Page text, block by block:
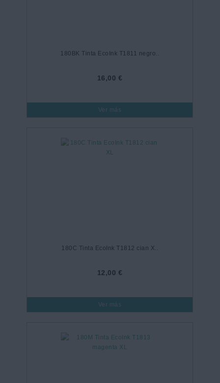
180BK Tinta EcoInk T1811 negro..
16,00 €
Ver más
180C Tinta EcoInk T1812 cian X..
12,00 €
Ver más